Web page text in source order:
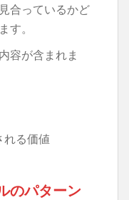
合っているかど
す。
容が含まれま
れる価値
のパターン